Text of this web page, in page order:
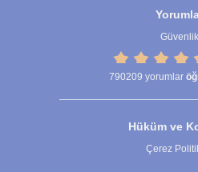
Güvenlik
790209 yorumlar
Hüküm ve
Çerez